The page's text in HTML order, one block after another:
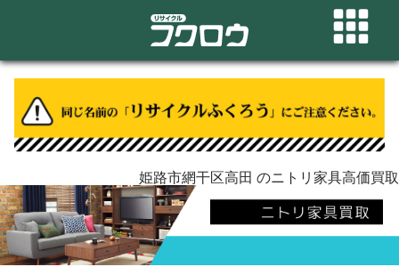
姫路市網干区高田 のニトリ家具高価買取